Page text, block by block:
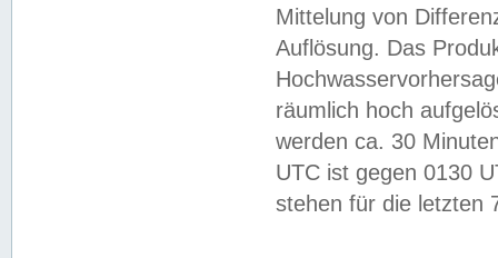
Mittelung von
Auflösung. Das
räumlich hoch
werden ca. 30
UTC ist gegen 0130
stehen für die letzten